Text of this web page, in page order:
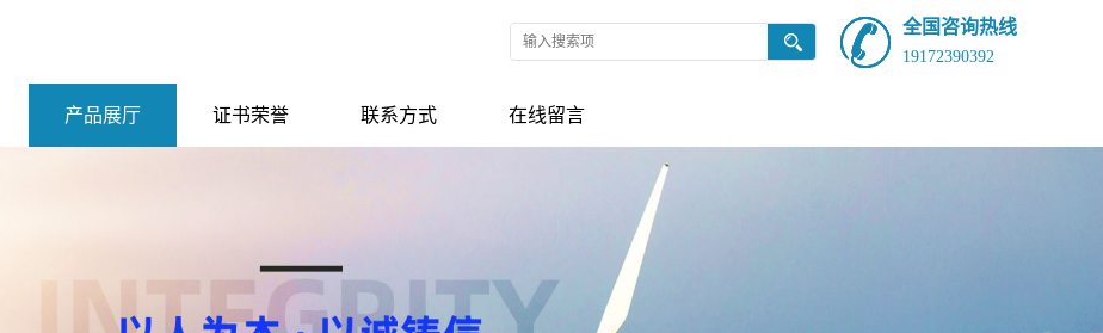
全国咨询热线
19172390392
产品展厅 证书荣誉 联系方式 在线留言